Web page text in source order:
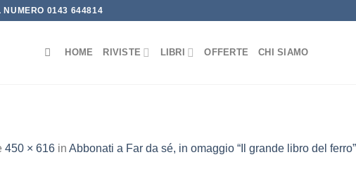
NUMERO 0143 644814
HOME RIVISTE LIBRI OFFERTE CHI SIAMO
450 × 616 in Abbonati a Far da sé, in omaggio “Il grande libro del ferro”